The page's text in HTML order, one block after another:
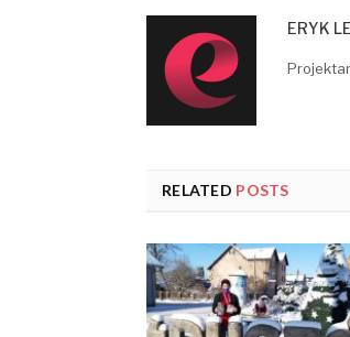
ERYK
RELATED POSTS